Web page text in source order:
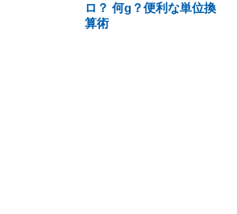
ロ？ 何g？便利な単位換
算術